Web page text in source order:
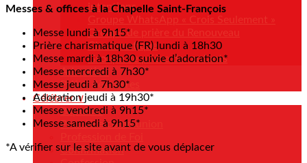
intentions
Groupe WhatsApp « Crois Seulement »
Groupe de prière du Renouveau
Charismatique
Groupe de prière des enfants
Adoration
Prière des mères
Célébrer ∨
Baptême
Première communion
Confirmation
Messes & offices à la Chapelle Saint-François
Messe lundi à 9h15*
Prière charismatique (FR) lundi à 18h30
Messe mardi à 18h30 suivie d’adoration*
Messe mercredi à 7h30*
Messe jeudi à 7h30*
Adoration jeudi à 19h30*
Messe vendredi à 9h15*
Messe samedi à 9h15*
*A vérifier sur le site avant de vous déplacer